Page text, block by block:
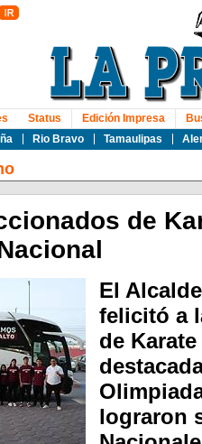
Rio Bravo Tamaulipas
Status Edición Impresa
de
El
felicitó a
de
lograron